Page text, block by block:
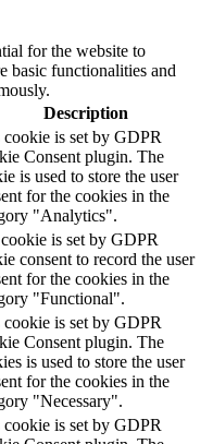
for the website to
basic functionalities and
Description
is set by GDPR
Consent plugin. The
is used to store the user
for the cookies in the
"Analytics".
is set by GDPR
consent to record the user
for the cookies in the
"Functional".
is set by GDPR
Consent plugin. The
is used to store the user
for the cookies in the
"Necessary".
is set by GDPR